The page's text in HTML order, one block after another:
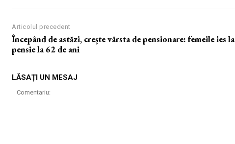
Articolul precedent
Începând de astăzi, crește vârsta de pensionare: femeile ies la
pensie la 62 de ani
LĂSAȚI UN MESAJ